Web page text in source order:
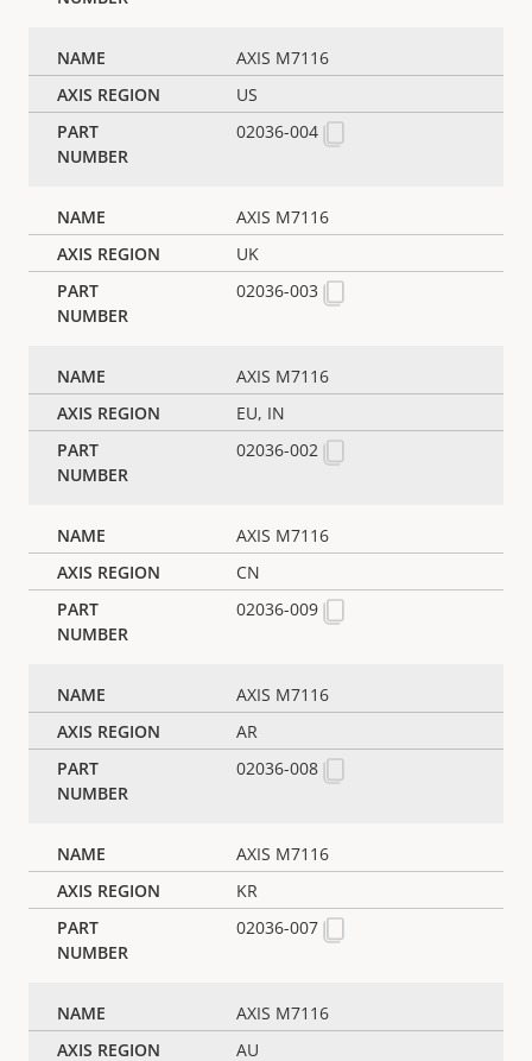
AXIS M7116
US
02036-004
AXIS M7116
UK
02036-003
AXIS M7116
EU, IN
02036-002
AXIS M7116
CN
02036-009
AXIS M7116
AR
02036-008
AXIS M7116
KR
02036-007
AXIS M7116
AU